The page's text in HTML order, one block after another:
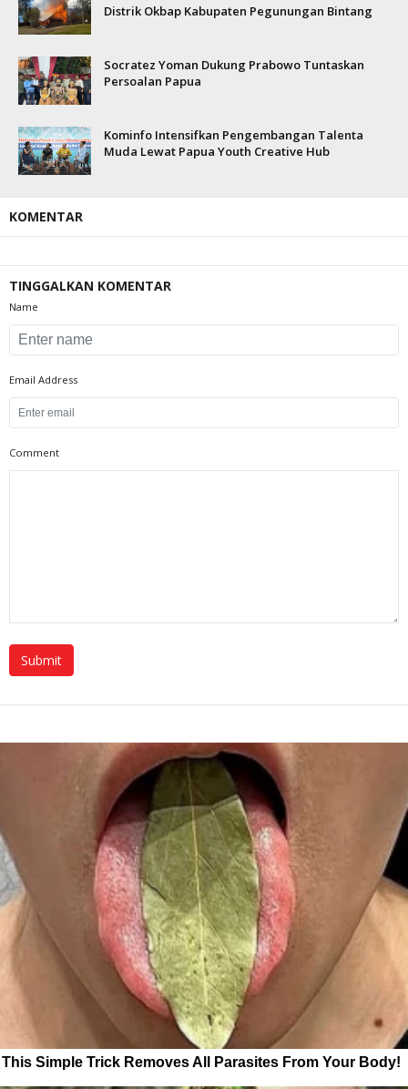
Distrik Okbap Kabupaten Pegunungan Bintang
Socratez Yoman Dukung Prabowo Tuntaskan
Persoalan Papua
Kominfo Intensifkan Pengembangan Talenta
Muda Lewat Papua Youth Creative Hub
KOMENTAR
TINGGALKAN KOMENTAR
Name
Email Address
Comment
This Simple Trick Removes All Parasites From Your Body!